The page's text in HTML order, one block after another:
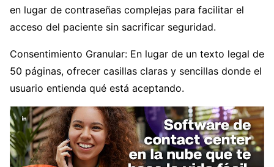
en lugar de contraseñas complejas para facilitar el
acceso del paciente sin sacrificar seguridad.
Consentimiento Granular: En lugar de un texto legal de
50 páginas, ofrecer casillas claras y sencillas donde el
usuario entienda qué está aceptando.